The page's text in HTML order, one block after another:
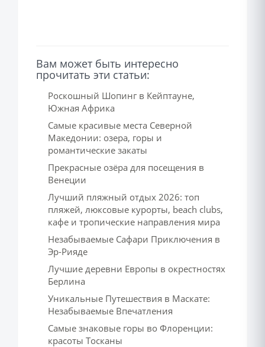
Вам может быть интересно
прочитать эти статьи:
Роскошный Шопинг в Кейптауне,
Южная Африка
Самые красивые места Северной
Македонии: озера, горы и
романтические закаты
Прекрасные озёра для посещения в
Венеции
Лучший пляжный отдых 2026: топ
пляжей, люксовые курорты, beach clubs,
кафе и тропические направления мира
Незабываемые Сафари Приключения в
Эр-Рияде
Лучшие деревни Европы в окрестностях
Берлина
Уникальные Путешествия в Маскате:
Незабываемые Впечатления
Самые знаковые горы во Флоренции:
красоты Тосканы